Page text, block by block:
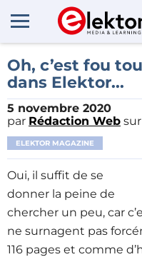
Oh, c’est fou
dans Elektor...
5 novembre 2020
par Rédaction Web sur
ELEKTOR MAGAZINE
Oui, il suffit de se
donner la peine de
chercher un peu, car
ne surnagent pas
116 pages et comme